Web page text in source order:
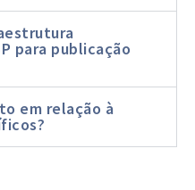
para publicação
em relação à